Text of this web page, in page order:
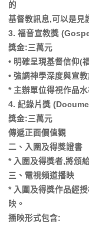
的
基督教訊息,可以是見
3. 福音宣教獎
獎金:三萬元
• 明確呈現基督信仰(
• 強調神學深度與宣
* 主辦單位得視作品
4. 紀錄片獎
獎金:三萬元
傳遞正面價值觀
二、入圍及得獎證書
* 入圍及得獎者,將頒
三、電視頻道播映
* 入圍及得獎作品經
映。
播映形式包含: